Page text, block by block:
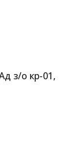
з/о кр-01,